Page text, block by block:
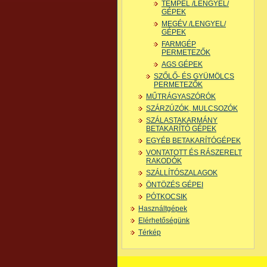
TEMPEL /LENGYEL/
GÉPEK
MEGÉV /LENGYEL/
GÉPEK
FARMGÉP
PERMETEZŐK
AGS GÉPEK
SZŐLŐ- ÉS GYÜMÖLCS
PERMETEZŐK
MŰTRÁGYASZÓRÓK
SZÁRZÚZÓK, MULCSOZÓK
SZÁLASTAKARMÁNY
BETAKARÍTÓ GÉPEK
EGYÉB BETAKARÍTÓGÉPEK
VONTATOTT ÉS RÁSZERELT
RAKODÓK
SZÁLLÍTÓSZALAGOK
ÖNTÖZÉS GÉPEI
PÓTKOCSIK
Használtgépek
Elérhetőségünk
Térkép